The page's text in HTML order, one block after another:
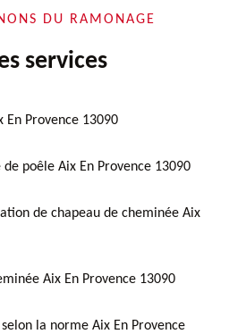
DU RAMONAGE
services
En Provence 13090
poêle Aix En Provence 13090
de chapeau de cheminée Aix
Aix En Provence 13090
la norme Aix En Provence